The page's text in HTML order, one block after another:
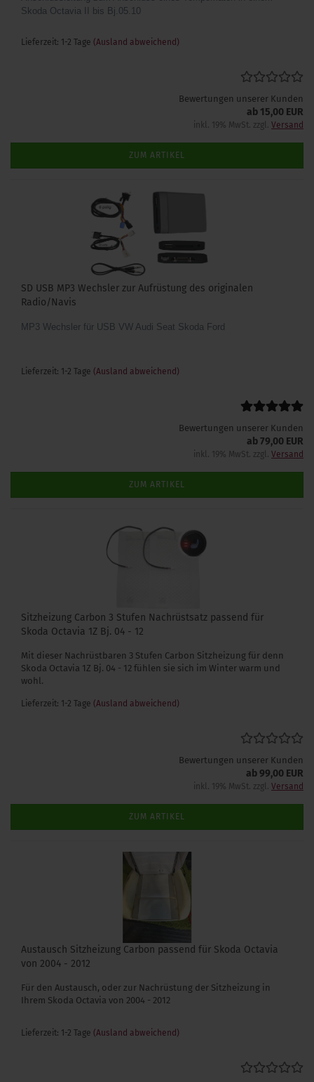
Skoda Octavia II bis Bj.05.10
Lieferzeit: 1-2 Tage (Ausland abweichend)
Bewertungen unserer Kunden
ab 15,00 EUR
inkl. 19% MwSt. zzgl. Versand
ZUM ARTIKEL
SD USB MP3 Wechsler zur Aufrüstung des originalen
Radio/Navis
MP3 Wechsler für USB VW Audi Seat Skoda Ford
Lieferzeit: 1-2 Tage (Ausland abweichend)
Bewertungen unserer Kunden
ab 79,00 EUR
inkl. 19% MwSt. zzgl. Versand
ZUM ARTIKEL
Sitzheizung Carbon 3 Stufen Nachrüstsatz passend für
Skoda Octavia 1Z Bj. 04 - 12
Mit dieser Nachrüstbaren 3 Stufen Carbon Sitzheizung für denn
Skoda Octavia 1Z Bj. 04 - 12 fühlen sie sich im Winter warm und
wohl.
Lieferzeit: 1-2 Tage (Ausland abweichend)
Bewertungen unserer Kunden
ab 99,00 EUR
inkl. 19% MwSt. zzgl. Versand
ZUM ARTIKEL
Austausch Sitzheizung Carbon passend für Skoda Octavia
von 2004 - 2012
Für den Austausch, oder zur Nachrüstung der Sitzheizung in
Ihrem Skoda Octavia von 2004 - 2012
Lieferzeit: 1-2 Tage (Ausland abweichend)